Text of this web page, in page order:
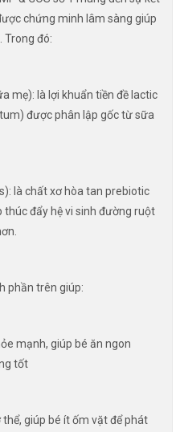
chứng minh lâm sàng giúp
Trong đó:
mẹ): là lợi khuẩn tiền đề lactic
được phân lập gốc từ sữa
là chất xơ hòa tan prebiotic
đẩy hệ vi sinh đường ruột
phần trên giúp:
mạnh, giúp bé ăn ngon
tốt
giúp bé ít ốm vặt để phát